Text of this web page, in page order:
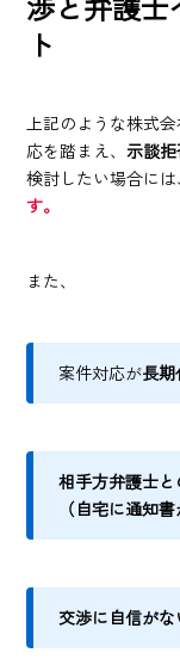
ト
上記のような株式
応を踏まえ、 示談
検討したい場合に
す。
また、
案件対応が長期
相手方弁護士
（自宅に通知
交渉に自信がな